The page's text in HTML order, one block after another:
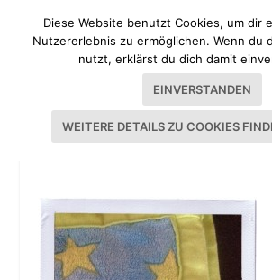
KUSCHELDECKE NÄHEN
Diese Website benutzt Cookies, um dir
Nutzererlebnis zu ermöglichen. Wenn du
nutzt, erklärst du dich damit
EINVERSTANDEN
WEITERE DETAILS ZU COOKIES